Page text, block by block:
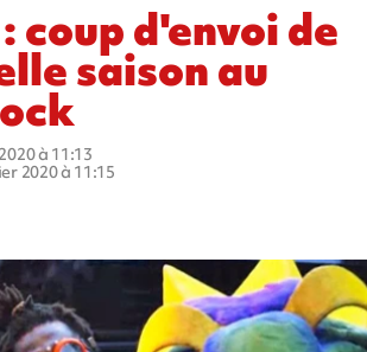
coup d'envoi de
saison au
à 11:13
2020 à 11:15